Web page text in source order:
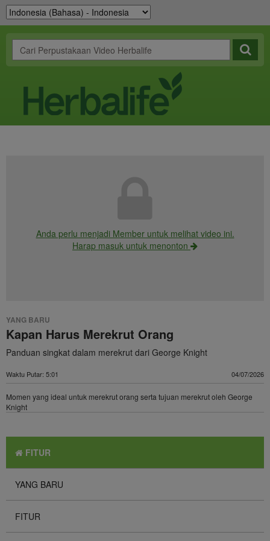
Anda perlu menjadi Member untuk melihat video ini.
Harap masuk untuk menonton
YANG BARU
Kapan Harus Merekrut Orang
Panduan singkat dalam merekrut dari George Knight
Waktu Putar: 5:01 04/07/2026
Momen yang ideal untuk merekrut orang serta tujuan merekrut oleh George
Knight
FITUR
YANG BARU
FITUR